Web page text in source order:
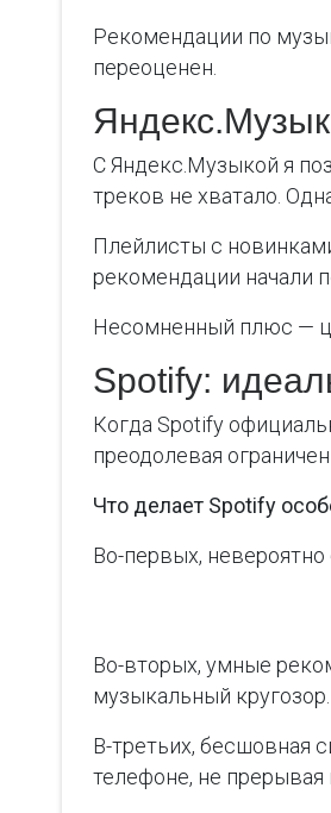
Рекомендации по
переоценен.
С Яндекс.Музыкой я
треков не хватало.
Плейлисты с
рекомендации начали
Несомненный плюс —
Spotify:
Когда Spotify
преодолевая
Что делает Spotify
Во-первых,
Во-вторых, умные
музыкальный кругозор.
В-третьих, бесшовная
телефоне, не прерывая